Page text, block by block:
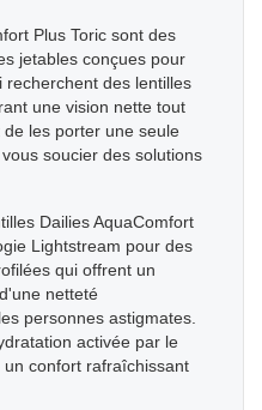
Plus Toric sont des
jetables conçues pour
recherchent des lentilles
une vision nette tout
les porter une seule
soucier des solutions
Dailies AquaComfort
Lightstream pour des
qui offrent un
netteté
personnes astigmates.
activée par le
confort rafraîchissant